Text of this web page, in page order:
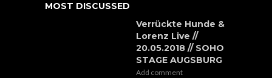
MOST DISCUSSED
Verrückte Hunde &
Lorenz Live //
20.05.2018 // SOHO
STAGE AUGSBURG
Add comment